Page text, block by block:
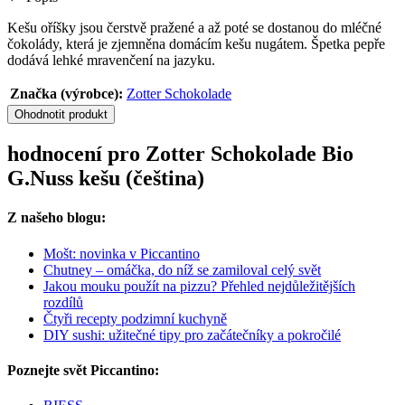
Kešu oříšky jsou čerstvě pražené a až poté se dostanou do mléčné
čokolády, která je zjemněna domácím kešu nugátem. Špetka pepře
dodává lehké mravenčení na jazyku.
Značka (výrobce): Zotter Schokolade
Ohodnotit produkt
hodnocení pro Zotter Schokolade Bio
G.Nuss kešu (čeština)
Z našeho blogu:
Mošt: novinka v Piccantino
Chutney – omáčka, do níž se zamiloval celý svět
Jakou mouku použít na pizzu? Přehled nejdůležitějších
rozdílů
Čtyři recepty podzimní kuchyně
DIY sushi: užitečné tipy pro začátečníky a pokročilé
Poznejte svět Piccantino: